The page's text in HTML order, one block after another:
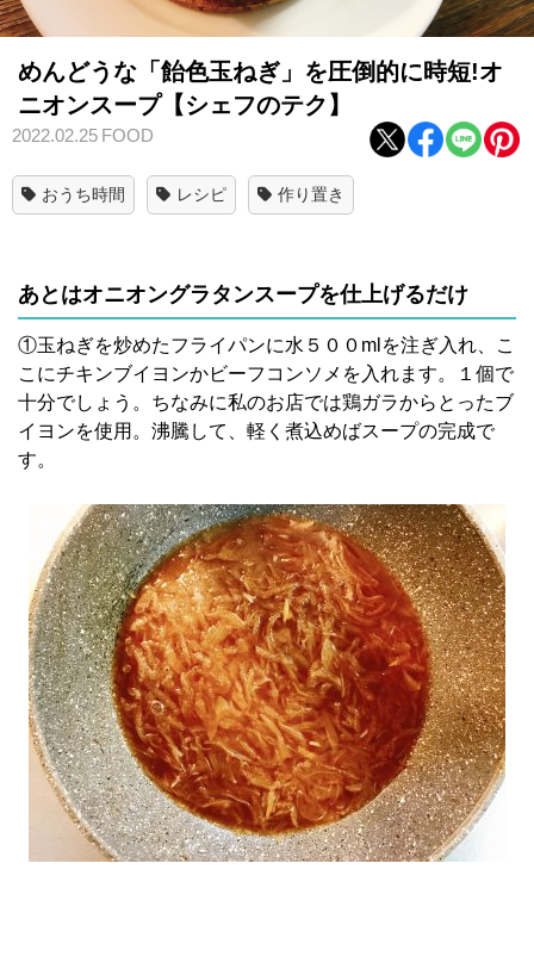
めんどうな「飴色玉ねぎ」を圧倒的に時短!オ
ニオンスープ【シェフのテク】
2022.02.25 FOOD
おうち時間 レシピ 作り置き
あとはオニオングラタンスープを仕上げるだけ
①玉ねぎを炒めたフライパンに水５００mlを注ぎ入れ、こ
こにチキンブイヨンかビーフコンソメを入れます。１個で
十分でしょう。ちなみに私のお店では鶏ガラからとったブ
イヨンを使用。沸騰して、軽く煮込めばスープの完成で
す。